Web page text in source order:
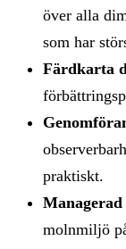
över alla
som har
Färdkarta
praktiskt.
molnmiljö